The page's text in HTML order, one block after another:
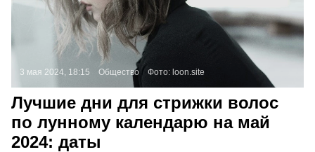
3 мая 2024, 18:15 Общество Фото: loon.site
Лучшие дни для стрижки волос
по лунному календарю на май
2024: даты